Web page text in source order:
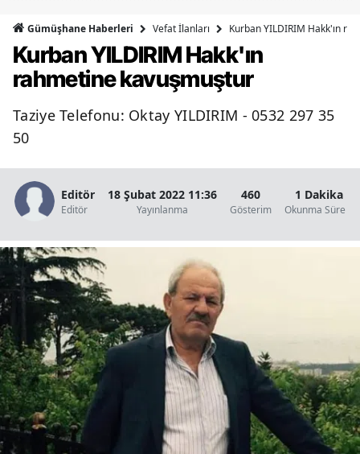
Bingöl
Bitlis
Bolu
Çanakkale
Çankırı
Çorum
Denizli
Diyarbakır
Edirne
Elazığ
Erzincan
Gümüşhane Haberleri Vefat İlanları Kurban YILDIRIM Hakk'ın
Kurban YILDIRIM Hakk'ın
rahmetine kavuşmuştur
Taziye Telefonu: Oktay YILDIRIM - 0532 297 35
50
Editör
Editör
18 Şubat 2022 11:36
Yayınlanma
460
Gösterim
1 Dakika
Okunma Süresi